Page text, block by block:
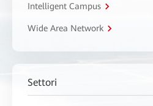
Intelligent Campus
Wide Area Network
Settori